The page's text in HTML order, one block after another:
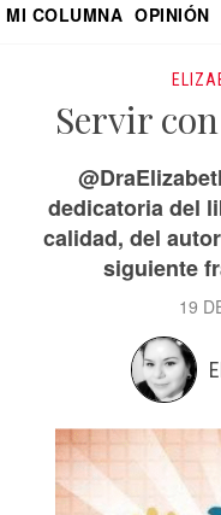
MI COLUMNA OPINIÓN
Servir
dedicatoria del
calidad, del
siguiente
19